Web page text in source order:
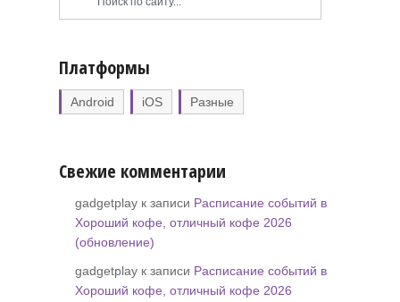
Платформы
Android iOS Разные
Свежие комментарии
gadgetplay к записи Расписание событий в
Хороший кофе, отличный кофе 2026
(обновление)
gadgetplay к записи Расписание событий в
Хороший кофе, отличный кофе 2026